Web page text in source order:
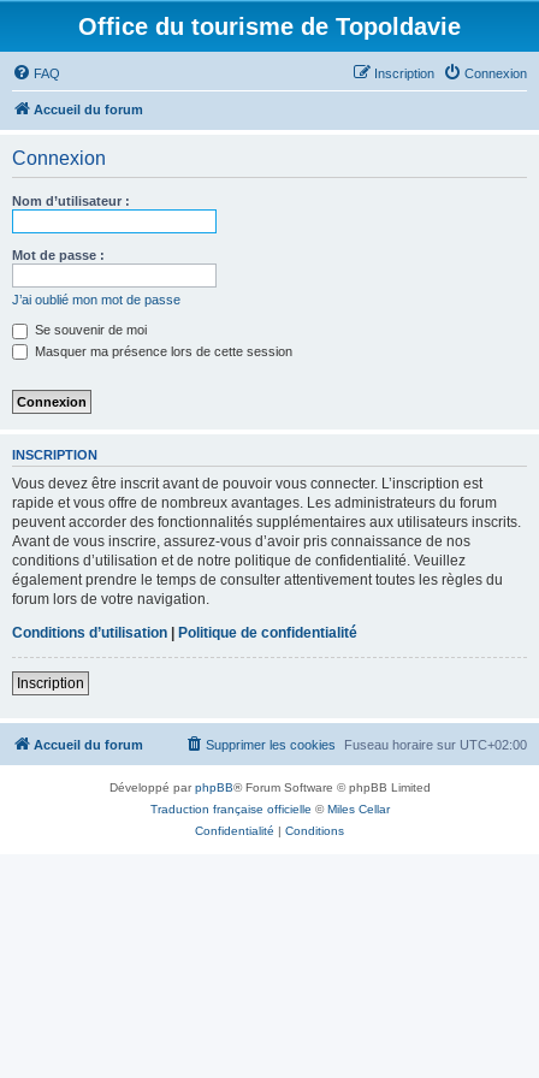
Office du tourisme de Topoldavie
FAQ Connexion
Inscription
Accueil du forum
Connexion
Nom d’utilisateur :
Mot de passe :
J’ai oublié mon mot de passe
Se souvenir de moi
Masquer ma présence lors de cette session
INSCRIPTION
Vous devez être inscrit avant de pouvoir vous connecter. L’inscription est
rapide et vous offre de nombreux avantages. Les administrateurs du forum
peuvent accorder des fonctionnalités supplémentaires aux utilisateurs inscrits.
Avant de vous inscrire, assurez-vous d’avoir pris connaissance de nos
conditions d’utilisation et de notre politique de confidentialité. Veuillez
également prendre le temps de consulter attentivement toutes les règles du
forum lors de votre navigation.
Conditions d’utilisation | Politique de confidentialité
Inscription
Accueil du forum Fuseau horaire sur UTC+02:00
Supprimer les cookies
Développé parphpBB® Forum Software © phpBB Limited
Traduction française officielle ©Miles Cellar
Confidentialité | Conditions